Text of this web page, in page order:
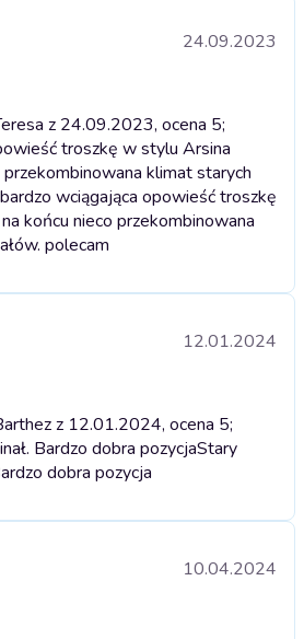
24.09.2023
z 24.09.2023, ocena 5;
troszkę w stylu Arsina
przekombinowana klimat starych
bardzo wciągająca opowieść troszkę
końcu nieco przekombinowana
polecam
12.01.2024
z 12.01.2024, ocena 5;
Bardzo dobra pozycjaStary
dobra pozycja
10.04.2024